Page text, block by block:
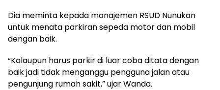
Dia meminta kepada manajemen RSUD Nunukan
untuk menata parkiran sepeda motor dan mobil
dengan baik.
“Kalaupun harus parkir di luar coba ditata dengan
baik jadi tidak menganggu pengguna jalan atau
pengunjung rumah sakit,” ujar Wanda.